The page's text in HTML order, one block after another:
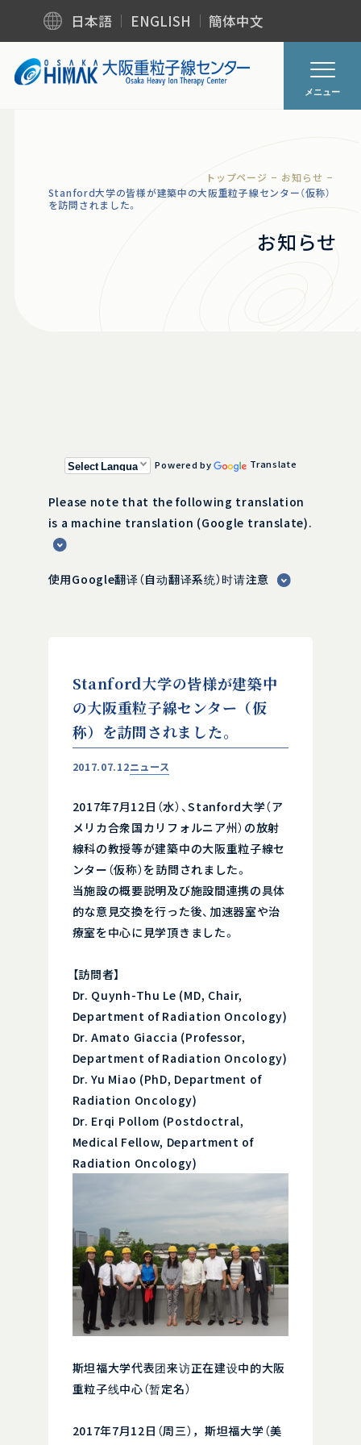
日本語 ENGLISH 簡体中文
メニュー
トップページ
お知らせ
Stanford大学の皆様が建築中の大阪重粒子線センター（仮称）
を訪問されました。
お知らせ
Powered by Translate
Please note that the following translation
is a machine translation (Google translate).
使用Google翻译（自动翻译系统）时请注意
Stanford大学の皆様が建築中
の大阪重粒子線センター（仮
称）を訪問されました。
2017.07.12ニュース
2017年7月12日（水）、Stanford大学（ア
メリカ合衆国カリフォルニア州）の放射
線科の教授等が建築中の大阪重粒子線セ
ンター（仮称）を訪問されました。
当施設の概要説明及び施設間連携の具体
的な意見交換を行った後、加速器室や治
療室を中心に見学頂きました。
【訪問者】
Dr. Quynh-Thu Le (MD, Chair,
Department of Radiation Oncology)
Dr. Amato Giaccia (Professor,
Department of Radiation Oncology)
Dr. Yu Miao (PhD, Department of
Radiation Oncology)
Dr. Erqi Pollom (Postdoctral,
Medical Fellow, Department of
Radiation Oncology)
斯坦福大学代表团来访正在建设中的大阪
重粒子线中心（暂定名）
2017年7月12日（周三），斯坦福大学（美